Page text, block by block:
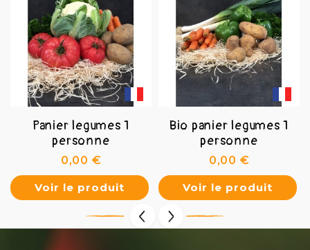
Panier legumes 1
personne
0,00 €Prix
Voir le produit
Bio panier legumes 1
personne
0,00 €Prix
Voir le produit